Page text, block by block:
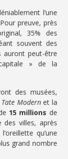
l’une
preuve, près
35% des
souvent des
auront peut-être
» de la
des musées,
Tate Modernet la
15 millions de
des villes, après
qu’une
grand nombre